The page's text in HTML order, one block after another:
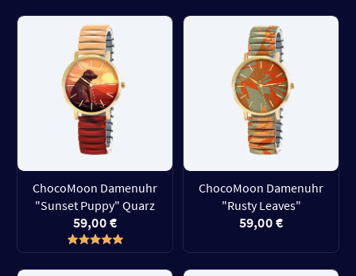
ChocoMoon Damenuhr
"Sunset Puppy" Quarz
59,00 €
ChocoMoon Damenuhr
"Rusty Leaves"
59,00 €